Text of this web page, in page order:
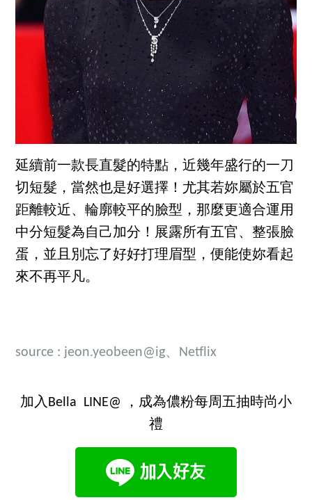
延續前一款長直髮的特點，近幾年盛行的一刀
切短髮，當然也是好選擇！尤其若妳屬於五官
距離較近、輪廓較平的臉型，那麼更適合運用
中分短髮為自己加分！展露所有五官、整張臉
蛋，並且別忘了好好打理眉型，便能使妳看起
來不再平凡。
source : jeon.yeobeen@ig、Netflix
加入Bella LINE@ ，成為儂粉每周五抽時尚小
禮